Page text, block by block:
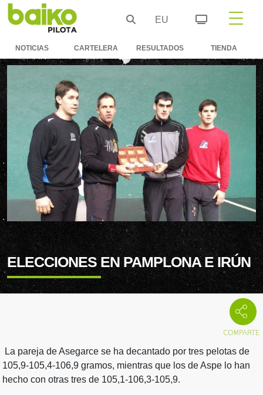
EU
NOTICIAS CARTELERA RESULTADOS TIENDA
ELECCIONES EN PAMPLONA E IRÚN
La pareja de Asegarce se ha decantado por tres pelotas de
105,9-105,4-106,9 gramos, mientras que los de Aspe lo han
hecho con otras tres de 105,1-106,3-105,9.